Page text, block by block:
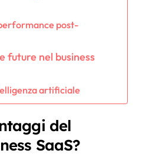
post-
future nel business
artificiale
del
SaaS?